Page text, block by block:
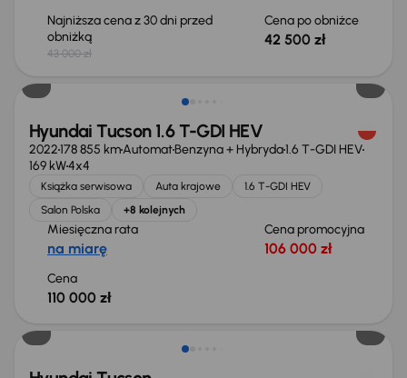
Najniższa cena z 30 dni przed
obniżką
43 000 zł
Cena po obniżce
42 500 zł
Hyundai Tucson 1.6 T-GDI HEV
2022178 855 kmAutomatBenzyna + Hybryda1.6 T-GDI HEV
169 kW4x4
Książka serwisowa Auta krajowe
1.6 T-GDI HEV
Salon Polska
+8 kolejnych
Miesięczna rata
na miarę
Cena promocyjna
106 000 zł
Cena
110 000 zł